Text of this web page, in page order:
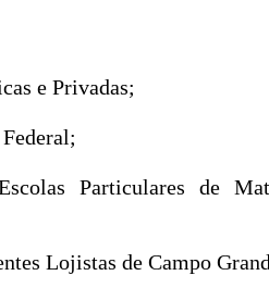
e Privadas;
Particulares de
Lojistas de Campo